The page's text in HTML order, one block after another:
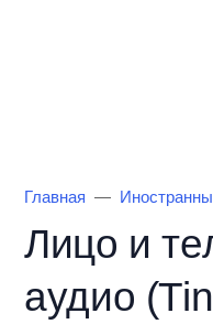
Главная
Лицо и
аудио